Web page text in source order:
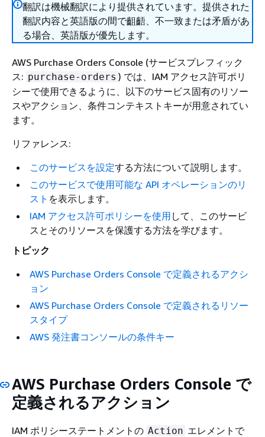
翻訳は機械翻訳により提供されています。提供された
翻訳内容と英語版の間で齟齬、不一致または矛盾があ
る場合、英語版が優先します。
AWS Purchase Orders Console (サービスプレフィック
ス: purchase-orders ) では、IAM アクセス許可ポリ
シーで使用できるように、以下のサービス固有のリソー
スやアクション、条件コンテキストキーが用意されてい
ます。
リファレンス:
このサービスを設定する方法について説明します。
このサービスで使用可能な API オペレーションのリ
スト を表示します。
IAM アクセス許可ポリシーを使用 して、このサービ
スとそのリソースを保護する方法を学びます。
トピック
AWS Purchase Orders Console で定義されるアクシ
ョン
AWS Purchase Orders Console で定義されるリソー
スタイプ
AWS 発注書コンソールの条件キー
AWS Purchase Orders Console で
定義されるアクション
IAM ポリシーステートメントの Action エレメントで